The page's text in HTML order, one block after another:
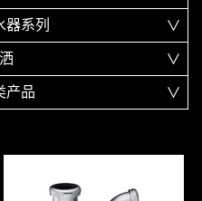
器系列
产品